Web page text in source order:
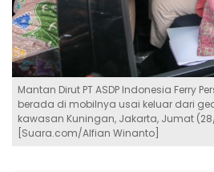
Mantan Dirut PT ASDP Indonesia Ferry
berada di mobilnya usai keluar dari
kawasan Kuningan, Jakarta, Jumat
[Suara.com/Alfian Winanto]